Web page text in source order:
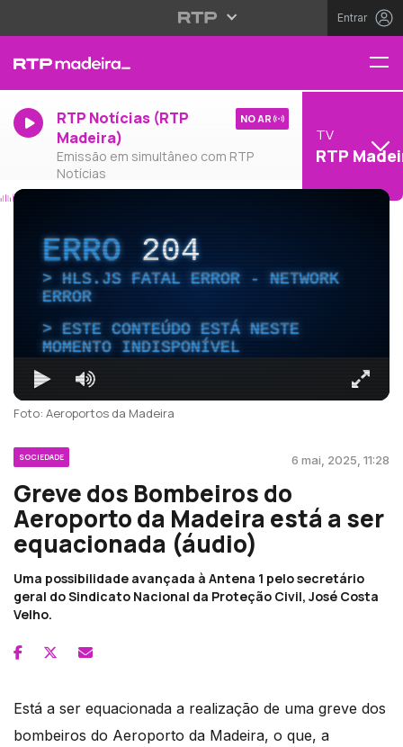
Entrar
RTP Notícias (RTP
Madeira)
Emissão em simultâneo com RTP
Notícias
NO AR
TV
RTP
ERRO204
HLS.JS FATAL ERROR - NETWORK
ERROR
ESTE CONTEÚDO ESTÁ NESTE
MOMENTO INDISPONÍVEL
Foto: Aeroportos da Madeira
SOCIEDADE 6 mai, 2025, 11:28
Greve dos Bombeiros do
Aeroporto da Madeira está a ser
equacionada (áudio)
Uma possibilidade avançada à Antena 1 pelo secretário
geral do Sindicato Nacional da Proteção Civil, José Costa
Velho.
Está a ser equacionada a realização de uma greve dos
bombeiros do Aeroporto da Madeira, o que, a